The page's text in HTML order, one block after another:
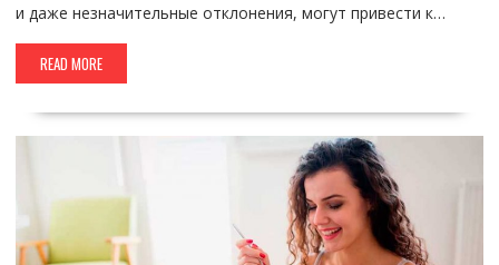
и даже незначительные отклонения, могут привести к…
READ MORE